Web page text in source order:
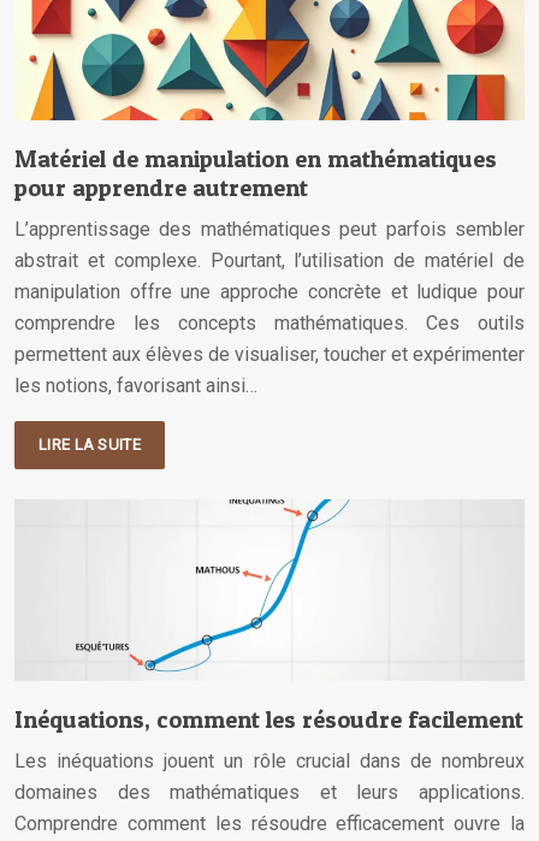
Matériel de manipulation en mathématiques
pour apprendre autrement
L’apprentissage des mathématiques peut parfois sembler
abstrait et complexe. Pourtant, l’utilisation de matériel de
manipulation offre une approche concrète et ludique pour
comprendre les concepts mathématiques. Ces outils
permettent aux élèves de visualiser, toucher et expérimenter
les notions, favorisant ainsi…
LIRE LA SUITE
Inéquations, comment les résoudre facilement
Les inéquations jouent un rôle crucial dans de nombreux
domaines des mathématiques et leurs applications.
Comprendre comment les résoudre efficacement ouvre la